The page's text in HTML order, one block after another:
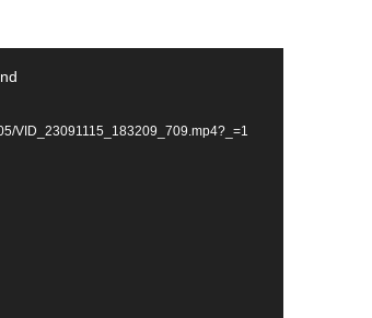
VID_23091115_183209_709.mp4?_=1